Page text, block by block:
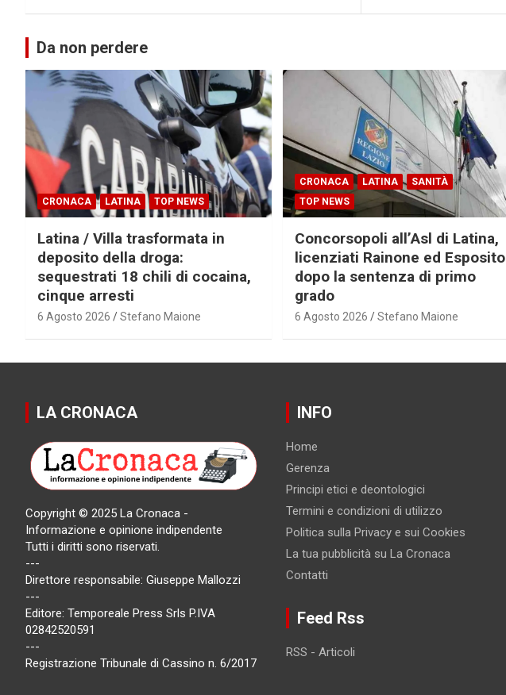
Da non perdere
CRONACA LATINA TOP NEWS
Latina / Villa trasformata in
deposito della droga:
sequestrati 18 chili di cocaina,
cinque arresti
6 Agosto 2026 Stefano Maione
CRONACA LATINA
SANITÀ
TOP NEWS
Concorsopoli all’Asl di Latina,
licenziati Rainone ed Esposito
dopo la sentenza di primo
grado
6 Agosto 2026 Stefano Maione
LA CRONACA
Copyright © 2025 La Cronaca -
Informazione e opinione indipendente
Tutti i diritti sono riservati.
---
Direttore responsabile: Giuseppe Mallozzi
---
Editore: Temporeale Press Srls P.IVA
02842520591
---
Registrazione Tribunale di Cassino n. 6/2017
INFO
Home
Gerenza
Principi etici e deontologici
Termini e condizioni di utilizzo
Politica sulla Privacy e sui Cookies
La tua pubblicità su La Cronaca
Contatti
Feed Rss
RSS - Articoli